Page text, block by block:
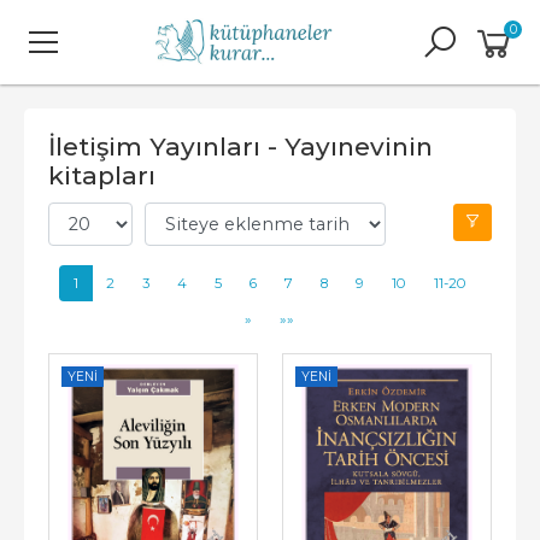
0
İletişim Yayınları - Yayınevinin
kitapları
1 2 3 4 5 6 7 8 9 10 11-20
» »»
YENI YENI